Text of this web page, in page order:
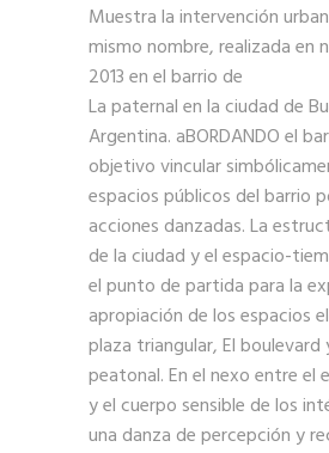
Muestra la intervención
mismo nombre, realizada en
2013 en el barrio de
La paternal en la ciudad de
Argentina. aBORDANDO el
objetivo vincular
espacios públicos del barrio
acciones danzadas. La
de la ciudad y el espacio-
el punto de partida para la
apropiación de los espacios
plaza triangular, El boulevard
peatonal. En el nexo entre el
y el cuerpo sensible de los
una danza de percepción y